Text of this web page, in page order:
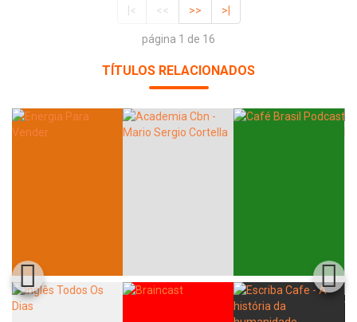
|< << >> >|
página 1 de 16
TÍTULOS RELACIONADOS